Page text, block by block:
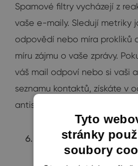
Spamové filtry vycházejí z
vaše e-maily. Sledují metriky
odpovědí nebo míra prokliků
míru zájmu o vaše zprávy.
váš mail odpoví nebo si vaši
seznamu kontaktů, získáte v
antispamových hlídačů na
Minimalizujte odmítnutí
Tyto
stránky
soubory